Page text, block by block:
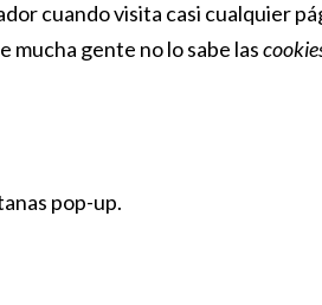
cuando visita casi cualquier
mucha gente no lo sabe las
pop-up.